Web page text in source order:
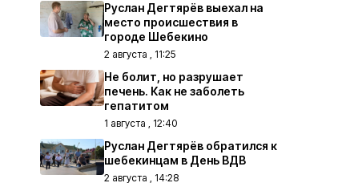
Руслан Дегтярёв выехал на
место происшествия в
городе Шебекино
2 августа , 11:25
Не болит, но разрушает
печень. Как не заболеть
гепатитом
1 августа , 12:40
Руслан Дегтярёв обратился к
шебекинцам в День ВДВ
2 августа , 14:28